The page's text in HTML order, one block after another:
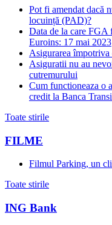
Pot fi amendat dacă
locuință (PAD)?
Data de la care FGA
Euroins: 17 mai 2023
Asigurarea împotriva
Asiguratii nu au
cutremurului
Cum functioneaza o
credit la Banca
Toate stirile
FILME
Filmul Parking, un
Toate stirile
ING Bank